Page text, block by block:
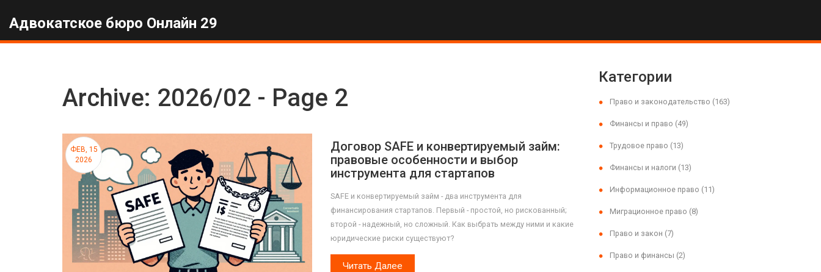
Адвокатское бюро Онлайн 29
Archive: 2026/02 - Page 2
ФЕВ, 15
2026
Договор SAFE и конвертируемый займ:
правовые особенности и выбор
инструмента для стартапов
SAFE и конвертируемый займ - два инструмента для
финансирования стартапов. Первый - простой, но рискованный;
второй - надежный, но сложный. Как выбрать между ними и какие
юридические риски существуют?
Читать Далее
Категории
Право и законодательство (163)
Финансы и право (49)
Трудовое право (13)
Финансы и налоги (13)
Информационное право (11)
Миграционное право (8)
Право и закон (7)
Право и финансы (2)